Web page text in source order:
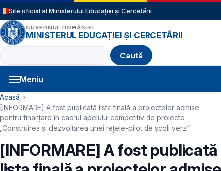
Sari la conținutul principal
Site oficial al Ministerului Educației și Cercetării
GUVERNUL ROMÂNIEI
MINISTERUL EDUCAȚIEI ȘI CERCETĂRII
Caută
Meniu
Navigație principală
Cale de navigare
Acasă
[INFORMARE] A fost publicată lista finală a proiectelor admise
pentru finanțare în cadrul apelului competitiv de proiecte
„Construirea și dezvoltarea unei rețele-pilot de școli verzi”
[INFORMARE] A fost publicată